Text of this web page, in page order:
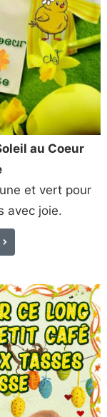
au Coeur
et vert pour
avec joie.